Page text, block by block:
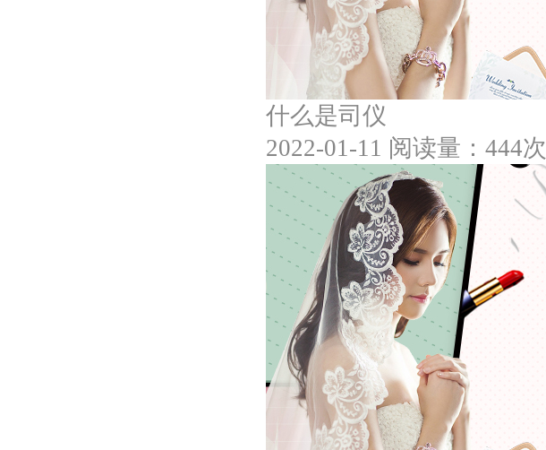
什么是司仪
2022-01-11 阅读量：444次